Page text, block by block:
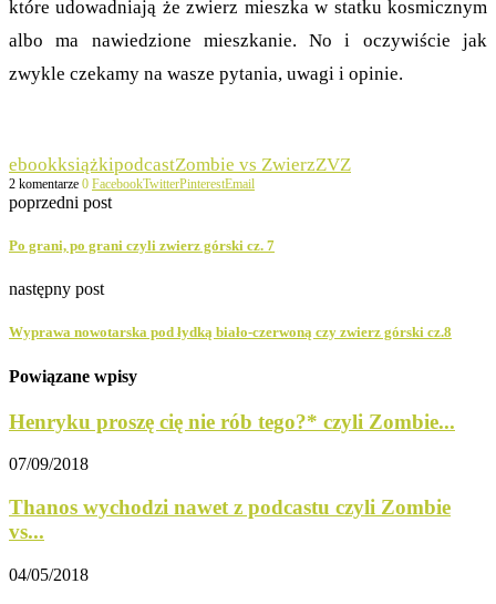
które udowadniają że zwierz mieszka w statku kosmicznym
albo ma nawiedzione mieszkanie. No i oczywiście jak
zwykle czekamy na wasze pytania, uwagi i opinie.
ebookksiążkipodcastZombie vs ZwierzZVZ
2 komentarze 0 FacebookTwitterPinterestEmail
poprzedni post
Po grani, po grani czyli zwierz górski cz. 7
następny post
Wyprawa nowotarska pod łydką biało-czerwoną czy zwierz górski cz.8
Powiązane wpisy
Henryku proszę cię nie rób tego?* czyli Zombie...
07/09/2018
Thanos wychodzi nawet z podcastu czyli Zombie
vs...
04/05/2018